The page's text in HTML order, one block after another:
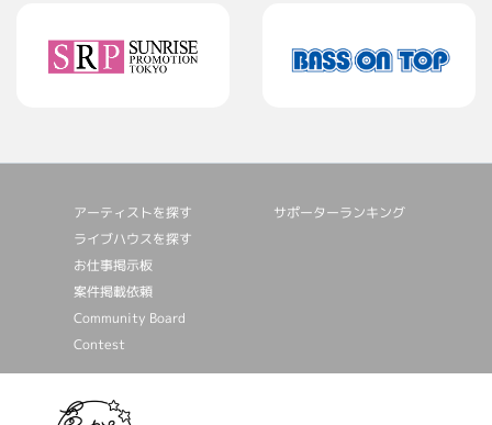
アーティストを探す
ライブハウスを探す
お仕事掲⽰板
案件掲載依頼
Community Board
Contest
サポーターランキング